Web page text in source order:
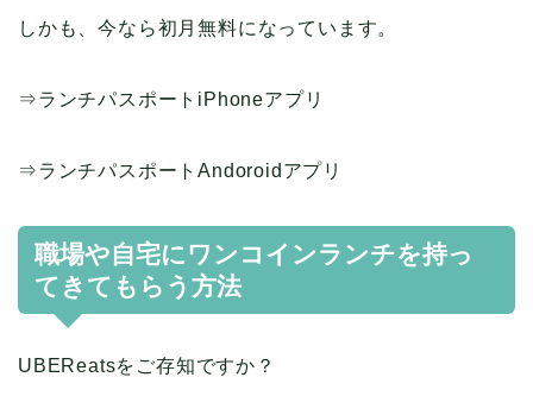
しかも、今なら初月無料になっています。
⇒ランチパスポートiPhoneアプリ
⇒ランチパスポートAndoroidアプリ
職場や自宅にワンコインランチを持っ
てきてもらう方法
UBEReatsをご存知ですか？